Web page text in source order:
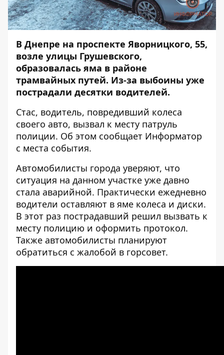
В Днепре на проспекте Яворницкого, 55,
возле улицы Грушевского,
образовалась яма в районе
трамвайных путей. Из-за выбоины уже
пострадали десятки водителей.
Стас, водитель, повредивший колеса
своего авто, вызвал к месту патруль
полиции. Об этом сообщает Информатор
с места события.
Автомобилисты города уверяют, что
ситуация на данном участке уже давно
стала аварийной. Практически ежедневно
водители оставляют в яме колеса и диски.
В этот раз пострадавший решил вызвать к
месту полицию и оформить протокол.
Также автомобилисты планируют
обратиться с жалобой в горсовет.